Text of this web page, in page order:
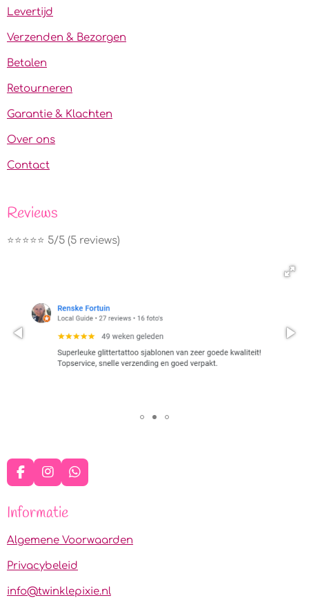
Levertijd
Verzenden & Bezorgen
Betalen
Retourneren
Garantie & Klachten
Over ons
Contact
Reviews
⭐️⭐️⭐️⭐️⭐️ 5/5 (5 reviews)
F
a
e
o
k
I
n
t
g
a
W
h
A
p
Informatie
Algemene Voorwaarden
Privacybeleid
info@twinklepixie.nl